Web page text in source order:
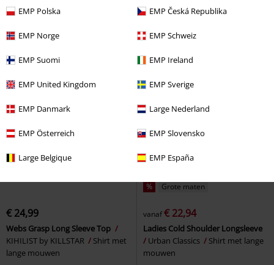
EMP Polska EMP Česká Republika
EMP Norge EMP Schweiz
EMP Suomi EMP Ireland
EMP United Kingdom EMP Sverige
EMP Danmark Large Nederland
EMP Österreich EMP Slovensko
Large Belgique EMP España
Shirt met lange mouwen
EMP
Shirt met lange mouwen
€ 24,99
Webs Grasp Long Sleeve Top
KIHILIST by KILLSTAR
Shirt met
lange mouwen
% Grote maten
vanaf€ 22,94
Ladies Cold Shoulder Longsleeve
Urban Classics
Shirt met lange
mouwen